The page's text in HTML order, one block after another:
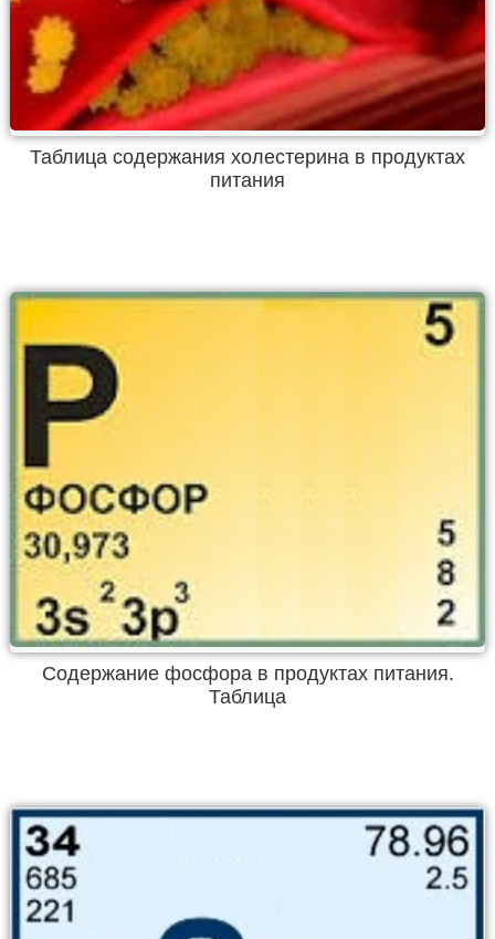
Таблица содержания холестерина в продуктах
питания
Содержание фосфора в продуктах питания.
Таблица